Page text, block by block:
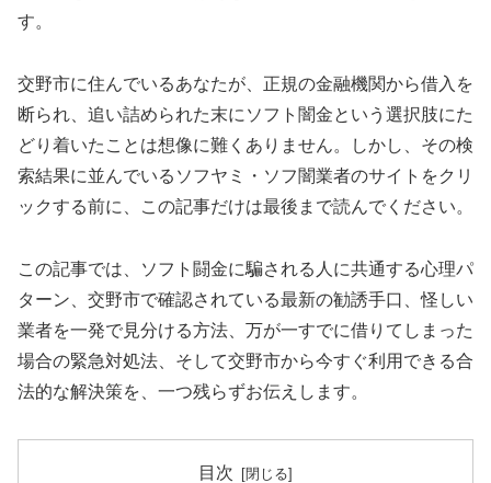
す。
交野市に住んでいるあなたが、正規の金融機関から借入を
断られ、追い詰められた末にソフト闇金という選択肢にた
どり着いたことは想像に難くありません。しかし、その検
索結果に並んでいるソフヤミ・ソフ闇業者のサイトをクリ
ックする前に、この記事だけは最後まで読んでください。
この記事では、ソフト闘金に騙される人に共通する心理パ
ターン、交野市で確認されている最新の勧誘手口、怪しい
業者を一発で見分ける方法、万が一すでに借りてしまった
場合の緊急対処法、そして交野市から今すぐ利用できる合
法的な解決策を、一つ残らずお伝えします。
目次